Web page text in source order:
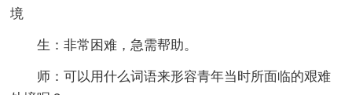
境
生：非常困难，急需帮助。
师：可以用什么词语来形容青年当时所面临的艰难